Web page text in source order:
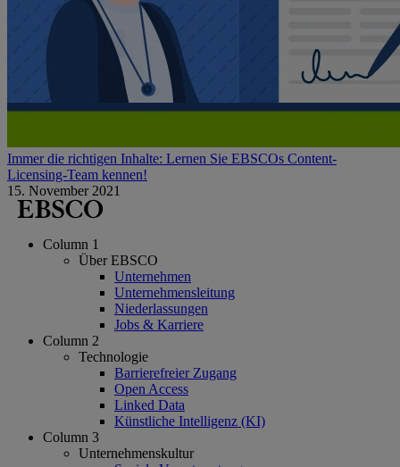
Immer die richtigen Inhalte: Lernen Sie EBSCOs Content-
Licensing-Team kennen!
15. November 2021
Column 1
Über EBSCO
Unternehmen
Unternehmensleitung
Niederlassungen
Jobs & Karriere
Column 2
Technologie
Barrierefreier Zugang
Open Access
Linked Data
Künstliche Intelligenz (KI)
Column 3
Unternehmenskultur